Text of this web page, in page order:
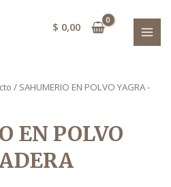
$ 0,00
/ SAHUMERIO EN POLVO YAGRA -
EN POLVO